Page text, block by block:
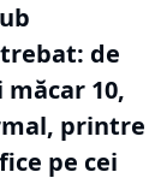
de
10,
printre
pe cei